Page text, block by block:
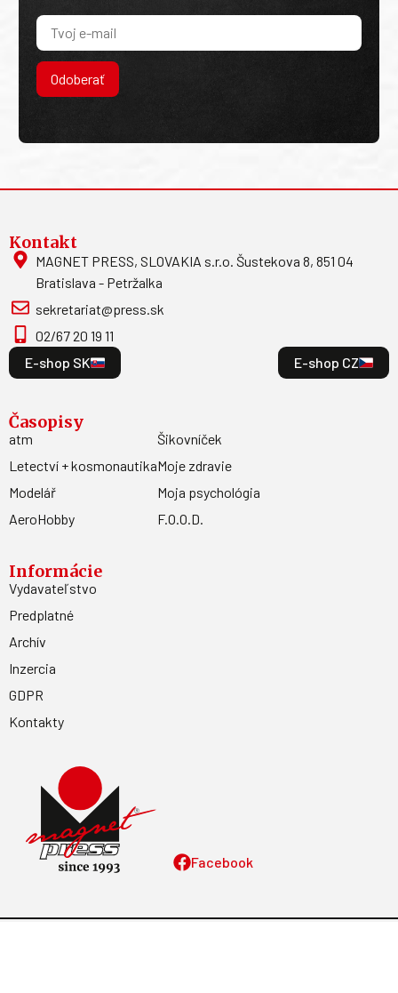
Odoberať
Facebook
Kontakt
MAGNET PRESS, SLOVAKIA s.r.o. Šustekova 8, 851 04
Bratislava - Petržalka
sekretariat@press.sk
02/67 20 19 11
E-shop SK
E-shop CZ
Časopisy
atm
Letectví + kosmonautika
Modelář
AeroHobby
Šikovníček
Moje zdravie
Moja psychológia
F.O.O.D.
Informácie
Vydavateľstvo
Predplatné
Archív
Inzercia
GDPR
Kontakty